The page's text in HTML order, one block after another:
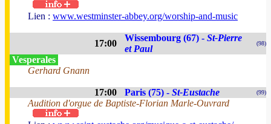
Lien : www.westminster-abbey.org/worship-and-music
17:00
Wissembourg (67) - St-Pierre
et Paul
(98)
Vesperales
Gerhard Gnann
17:00 Paris (75) - St-Eustache (99)
Audition d'orgue de Baptiste-Florian Marle-Ouvrard